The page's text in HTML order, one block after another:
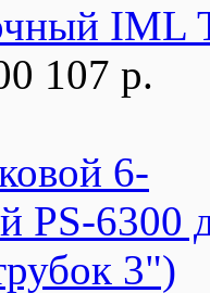
IML
107 р.